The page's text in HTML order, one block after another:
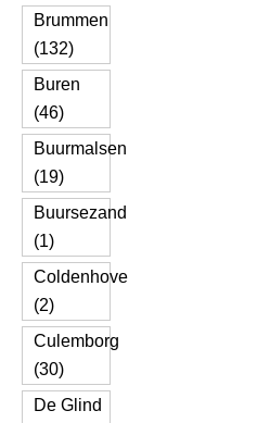
Brummen
(132)
Buren
(46)
Buurmalsen
(19)
Buursezand
(1)
Coldenhove
(2)
Culemborg
(30)
De Glind